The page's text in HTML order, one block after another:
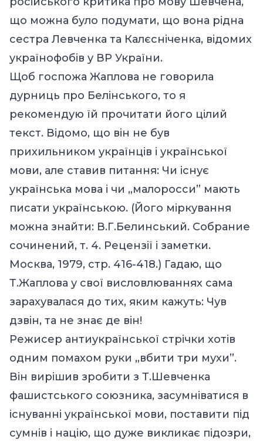
що можна було подумати, що вона рідна
сестра Левченка та Калєсніченка, відомих
українофобів у ВР України.
Щоб госпожа Жаплова не говорила
дурниць про Белінського, то я
рекомендую їй прочитати його цілий
текст. Відомо, що він не був
прихильником українців і української
мови, але ставив питання: Чи існує
українська мова і чи „малоросси” мають
писати українською. (Його міркування
можна знайти: В.Г.Белинський. Собрание
сочинений, т. 4. Рецензії і заметки.
Москва, 1979, стр. 416-418.) Гадаю, що
Т.Жаплова у свої висловлюваннях сама
зарахувалася до тих, яким кажуть: Чув
дзвін, та не знає де він!
Режисер антиукраїнської стрічки хотів
одним помахом руки „вбити три мухи”.
Він вирішив зробити з Т.Шевченка
фашистського союзника, засумніватися в
існуванні української мови, поставити під
сумнів і націю, що дуже викликає підозри,